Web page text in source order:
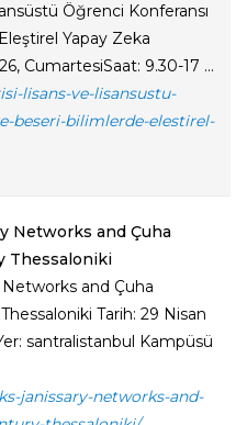
Öğrenci Konferansı
Yapay Zeka
CumartesiSaat: 9.30-17 ...
lisans-ve-lisansustu-
beseri-bilimlerde-elestirel-
Networks and Çuha
Thessaloniki
Networks and Çuha
Tarih: 29 Nisan
santralistanbul Kampüsü
janissary-networks-and-